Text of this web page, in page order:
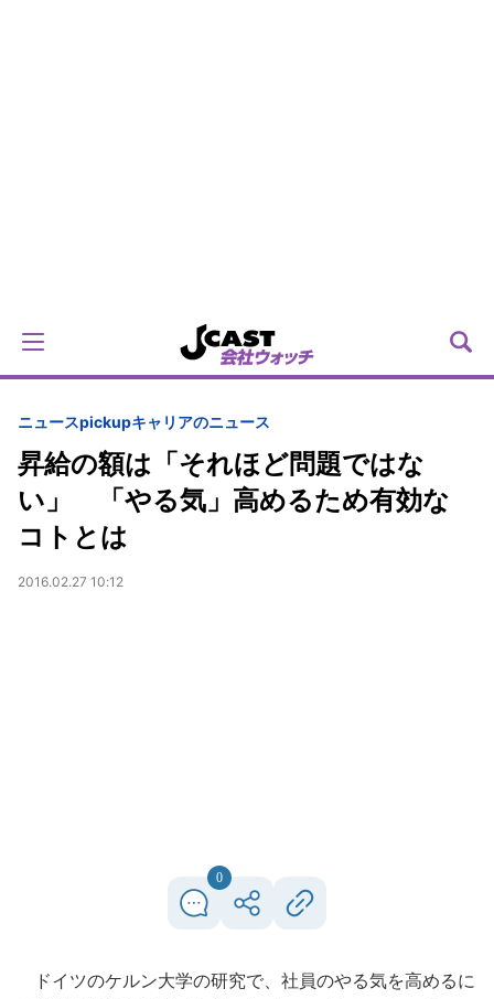
ニュースpickupキャリアのニュース
昇給の額は「それほど問題ではな
い」 「やる気」高めるため有効な
コトとは
2016.02.27 10:12
0
ドイツのケルン大学の研究で、社員のやる気を高めるに